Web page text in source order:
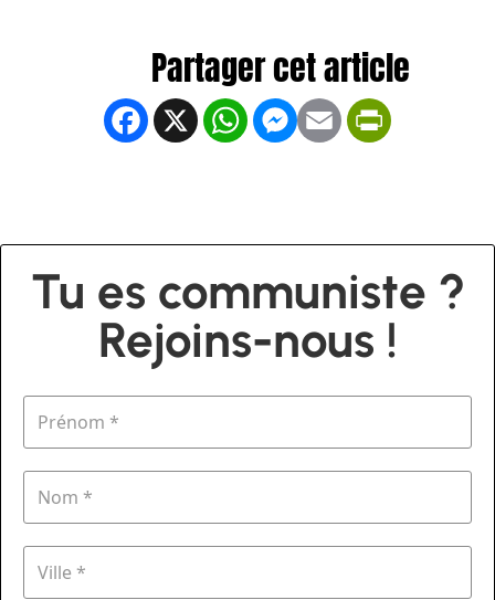
Facebook
X WhatsApp
Messenger
Email
Tu es communiste ?
Rejoins-nous !